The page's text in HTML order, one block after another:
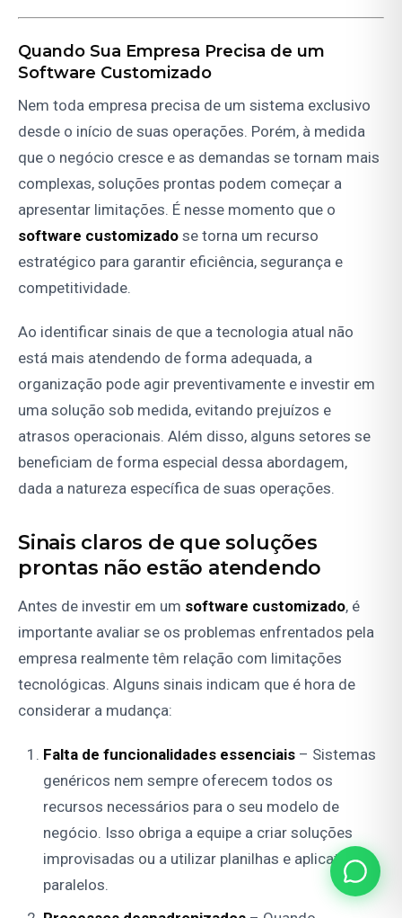
Quando Sua Empresa Precisa de um
Software Customizado
Nem toda empresa precisa de um sistema exclusivo
desde o início de suas operações. Porém, à medida
que o negócio cresce e as demandas se tornam mais
complexas, soluções prontas podem começar a
apresentar limitações. É nesse momento que o
software customizado se torna um recurso
estratégico para garantir eficiência, segurança e
competitividade.
Ao identificar sinais de que a tecnologia atual não
está mais atendendo de forma adequada, a
organização pode agir preventivamente e investir em
uma solução sob medida, evitando prejuízos e
atrasos operacionais. Além disso, alguns setores se
beneficiam de forma especial dessa abordagem,
dada a natureza específica de suas operações.
Sinais claros de que soluções
prontas não estão atendendo
Antes de investir em um software customizado, é
importante avaliar se os problemas enfrentados pela
empresa realmente têm relação com limitações
tecnológicas. Alguns sinais indicam que é hora de
considerar a mudança:
Falta de funcionalidades essenciais – Sistemas
genéricos nem sempre oferecem todos os
recursos necessários para o seu modelo de
negócio. Isso obriga a equipe a criar soluções
improvisadas ou a utilizar planilhas e aplicativos
paralelos.